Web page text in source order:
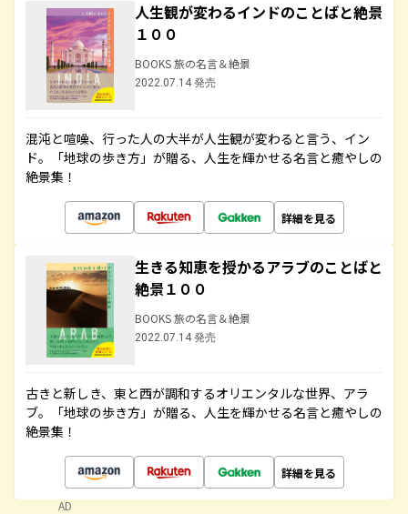
人生観が変わるインドのことばと絶景
１００
BOOKS 旅の名言＆絶景
2022.07.14 発売
混沌と喧噪、行った人の大半が人生観が変わると言う、イン
ド。「地球の歩き方」が贈る、人生を輝かせる名言と癒やしの
絶景集！
詳細を見る
生きる知恵を授かるアラブのことばと
絶景１００
BOOKS 旅の名言＆絶景
2022.07.14 発売
古きと新しき、東と西が調和するオリエンタルな世界、アラ
ブ。「地球の歩き方」が贈る、人生を輝かせる名言と癒やしの
絶景集！
詳細を見る
AD